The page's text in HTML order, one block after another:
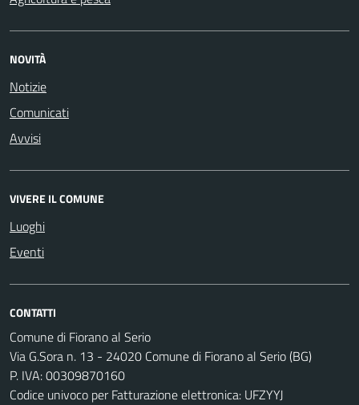
NOVITÀ
Notizie
Comunicati
Avvisi
VIVERE IL COMUNE
Luoghi
Eventi
CONTATTI
Comune di Fiorano al Serio
Via G.Sora n. 13 - 24020 Comune di Fiorano al Serio (BG)
P. IVA: 00309870160
Codice univoco per Fatturazione elettronica: UFZYYJ